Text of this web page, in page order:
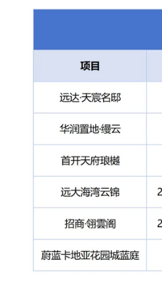
JP